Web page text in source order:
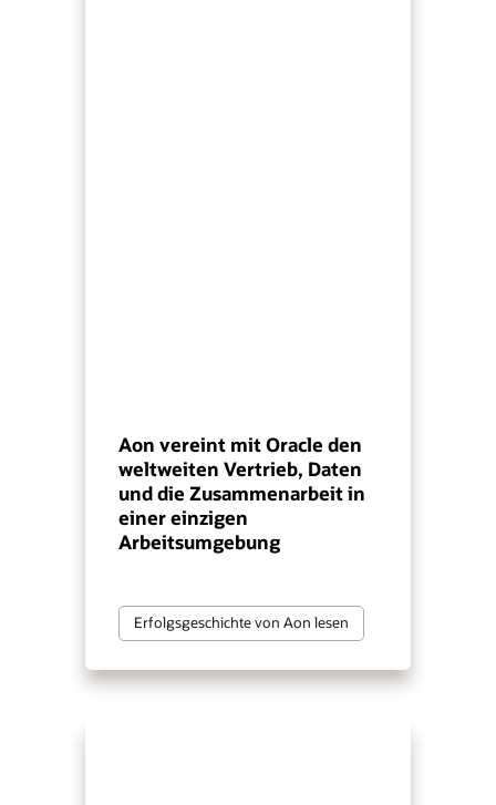
Aon vereint mit Oracle den
weltweiten Vertrieb, Daten
und die Zusammenarbeit in
einer einzigen
Arbeitsumgebung
Erfolgsgeschichte von Aon lesen